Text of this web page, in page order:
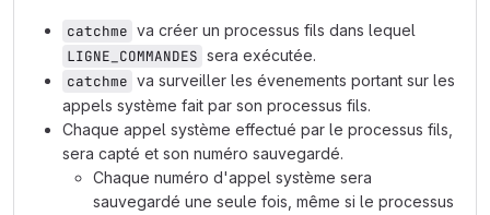
catchme va créer un processus fils dans lequel
LIGNE_COMMANDES sera exécutée.
catchme va surveiller les évenements portant sur les
appels système fait par son processus fils.
Chaque appel système effectué par le processus fils,
sera capté et son numéro sauvegardé.
Chaque numéro d'appel système sera
sauvegardé une seule fois, même si le processus